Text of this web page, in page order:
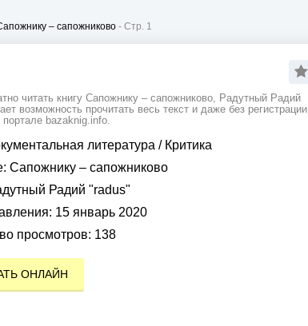
– сапожниково - Стр. 1
читать книгу Сапожнику – сапожниково, Радутный Радий
возможность прочитать весь текст и даже без регистрации
bazaknig.info.
литература / Критика
Сапожнику – сапожниково
Радий "radus"
15 январь 2020
просмотров: 138
ОНЛАЙН